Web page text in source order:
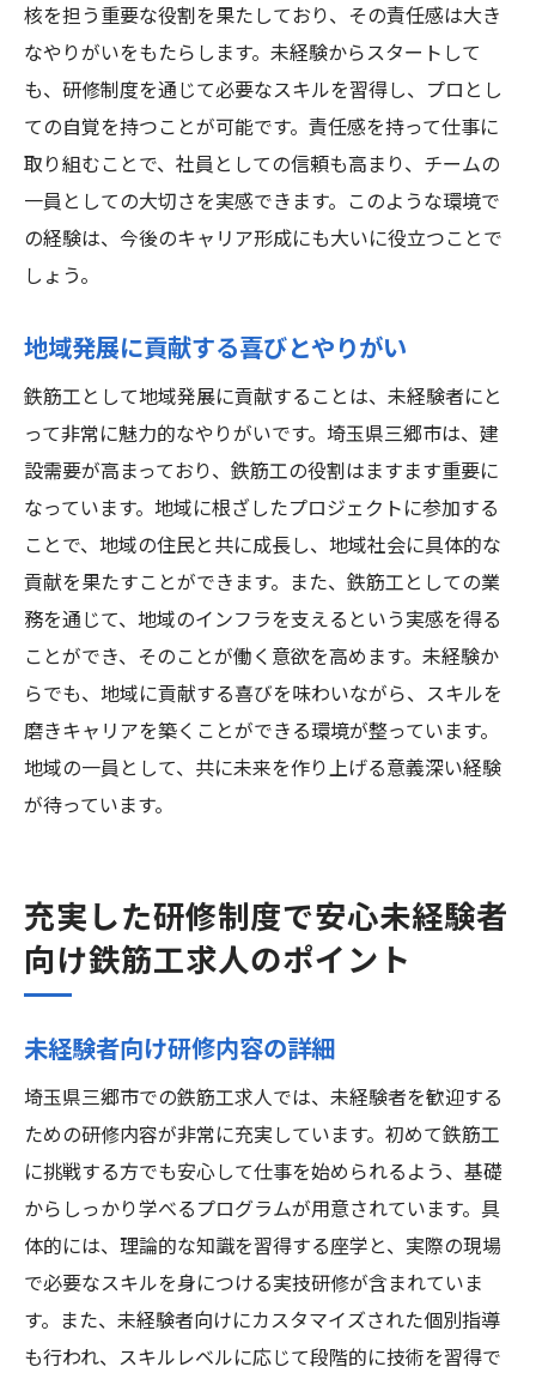
核を担う重要な役割を果たしており、その責任感は大き
なやりがいをもたらします。未経験からスタートして
も、研修制度を通じて必要なスキルを習得し、プロとし
ての自覚を持つことが可能です。責任感を持って仕事に
取り組むことで、社員としての信頼も高まり、チームの
一員としての大切さを実感できます。このような環境で
の経験は、今後のキャリア形成にも大いに役立つことで
しょう。
地域発展に貢献する喜びとやりがい
鉄筋工として地域発展に貢献することは、未経験者にと
って非常に魅力的なやりがいです。埼玉県三郷市は、建
設需要が高まっており、鉄筋工の役割はますます重要に
なっています。地域に根ざしたプロジェクトに参加する
ことで、地域の住民と共に成長し、地域社会に具体的な
貢献を果たすことができます。また、鉄筋工としての業
務を通じて、地域のインフラを支えるという実感を得る
ことができ、そのことが働く意欲を高めます。未経験か
らでも、地域に貢献する喜びを味わいながら、スキルを
磨きキャリアを築くことができる環境が整っています。
地域の一員として、共に未来を作り上げる意義深い経験
が待っています。
充実した研修制度で安心未経験者
向け鉄筋工求人のポイント
未経験者向け研修内容の詳細
埼玉県三郷市での鉄筋工求人では、未経験者を歓迎する
ための研修内容が非常に充実しています。初めて鉄筋工
に挑戦する方でも安心して仕事を始められるよう、基礎
からしっかり学べるプログラムが用意されています。具
体的には、理論的な知識を習得する座学と、実際の現場
で必要なスキルを身につける実技研修が含まれていま
す。また、未経験者向けにカスタマイズされた個別指導
も行われ、スキルレベルに応じて段階的に技術を習得で